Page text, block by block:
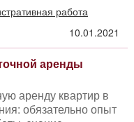
работа
10.01.2021
аренды
аренду квартир в
обязательно опыт